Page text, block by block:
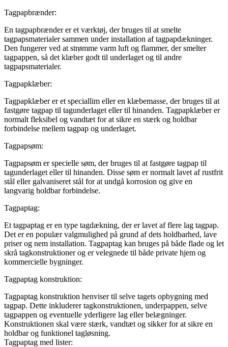
Tagpapbrænder:
En tagpapbrænder er et værktøj, der bruges til at smelte
tagpapsmaterialer sammen under installation af tagpapdækninger.
Den fungerer ved at strømme varm luft og flammer, der smelter
tagpappen, så det klæber godt til underlaget og til andre
tagpapsmaterialer.
Tagpapklæber:
Tagpapklæber er et speciallim eller en klæbemasse, der bruges til at
fastgøre tagpap til tagunderlaget eller til hinanden. Tagpapklæber er
normalt fleksibel og vandtæt for at sikre en stærk og holdbar
forbindelse mellem tagpap og underlaget.
Tagpapsøm:
Tagpapsøm er specielle søm, der bruges til at fastgøre tagpap til
tagunderlaget eller til hinanden. Disse søm er normalt lavet af rustfrit
stål eller galvaniseret stål for at undgå korrosion og give en
langvarig holdbar forbindelse.
Tagpaptag:
Et tagpaptag er en type tagdækning, der er lavet af flere lag tagpap.
Det er en populær valgmulighed på grund af dets holdbarhed, lave
priser og nem installation. Tagpaptag kan bruges på både flade og let
skrå tagkonstruktioner og er velegnede til både private hjem og
kommercielle bygninger.
Tagpaptag konstruktion:
Tagpaptag konstruktion henviser til selve tagets opbygning med
tagpap. Dette inkluderer tagkonstruktionen, underpappen, selve
tagpappen og eventuelle yderligere lag eller belægninger.
Konstruktionen skal være stærk, vandtæt og sikker for at sikre en
holdbar og funktionel tagløsning.
Tagpaptag med lister: